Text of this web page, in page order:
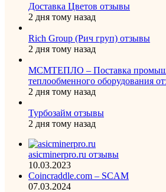
Доставка Цветов отзывы
2 дня тому назад
Rich Group (Рич груп) отзывы
2 дня тому назад
МСМТЕПЛО – Поставка
теплообменного оборудования
2 дня тому назад
Турбозайм отзывы
2 дня тому назад
asicminerpro.ru отзывы
10.03.2023
Coincraddle.com – SCAM
07.03.2024